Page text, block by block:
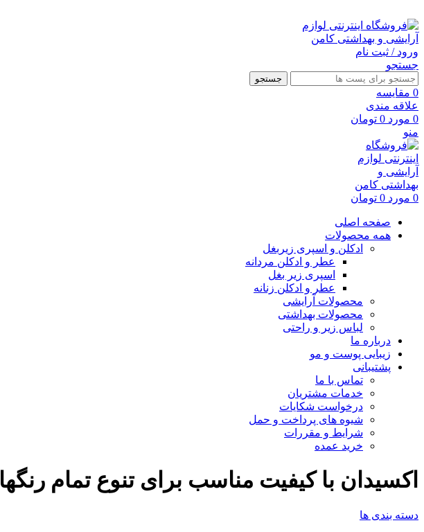
ورود / ثبت نام
جستجو
جستجو
0 مقايسه
علاقه مندی
0 مورد 0 تومان
منو
0 مورد 0 تومان
صفحه اصلی
همه محصولات
ادکلن و اسپری زیربغل
عطر و ادکلن مردانه
اسپری زیر بغل
عطر و ادکلن زنانه
محصولات آرایشی
محصولات بهداشتی
لباس زیر و راحتی
درباره ما
زیبایی پوست و مو
پشتیبانی
تماس با ما
خدمات مشتریان
درخواست شکایات
شیوه های پرداخت و حمل
شرایط و مقررات
خرید عمده
اکسیدان با کیفیت مناسب برای تنوع تمام رنگها
دسته بندی ها